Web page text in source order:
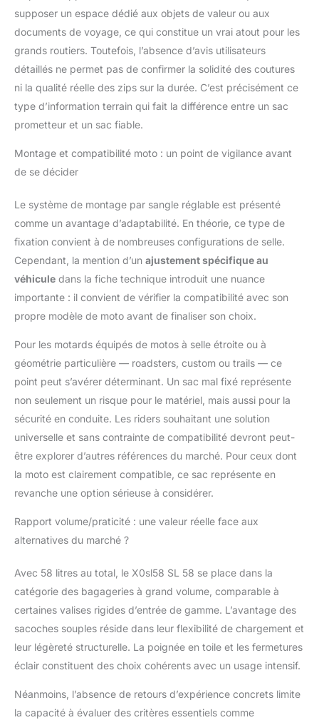
supposer un espace dédié aux objets de valeur ou aux
documents de voyage, ce qui constitue un vrai atout pour les
grands routiers. Toutefois, l’absence d’avis utilisateurs
détaillés ne permet pas de confirmer la solidité des coutures
ni la qualité réelle des zips sur la durée. C’est précisément ce
type d’information terrain qui fait la différence entre un sac
prometteur et un sac fiable.
Montage et compatibilité moto : un point de vigilance avant
de se décider
Le système de montage par sangle réglable est présenté
comme un avantage d’adaptabilité. En théorie, ce type de
fixation convient à de nombreuses configurations de selle.
Cependant, la mention d’un ajustement spécifique au
véhicule dans la fiche technique introduit une nuance
importante : il convient de vérifier la compatibilité avec son
propre modèle de moto avant de finaliser son choix.
Pour les motards équipés de motos à selle étroite ou à
géométrie particulière — roadsters, custom ou trails — ce
point peut s’avérer déterminant. Un sac mal fixé représente
non seulement un risque pour le matériel, mais aussi pour la
sécurité en conduite. Les riders souhaitant une solution
universelle et sans contrainte de compatibilité devront peut-
être explorer d’autres références du marché. Pour ceux dont
la moto est clairement compatible, ce sac représente en
revanche une option sérieuse à considérer.
Rapport volume/praticité : une valeur réelle face aux
alternatives du marché ?
Avec 58 litres au total, le X0sl58 SL 58 se place dans la
catégorie des bagageries à grand volume, comparable à
certaines valises rigides d’entrée de gamme. L’avantage des
sacoches souples réside dans leur flexibilité de chargement et
leur légèreté structurelle. La poignée en toile et les fermetures
éclair constituent des choix cohérents avec un usage intensif.
Néanmoins, l’absence de retours d’expérience concrets limite
la capacité à évaluer des critères essentiels comme